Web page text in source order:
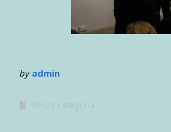
by admin
Senza categoria